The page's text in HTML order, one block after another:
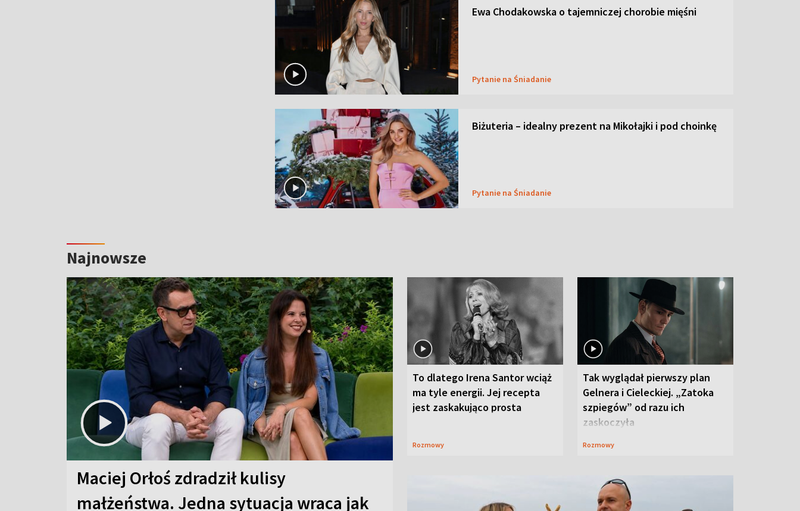
Ewa Chodakowska o tajemniczej chorobie mięśni
Pytanie na Śniadanie
Biżuteria – idealny prezent na Mikołajki i pod choinkę
Pytanie na Śniadanie
Najnowsze
Maciej Orłoś zdradził kulisy
małżeństwa. Jedna sytuacja wraca jak
To dlatego Irena Santor wciąż
ma tyle energii. Jej recepta
jest zaskakująco prosta
Rozmowy
Tak wyglądał pierwszy plan
Gelnera i Cieleckiej. „Zatoka
szpiegów” od razu ich
zaskoczyła
Rozmowy